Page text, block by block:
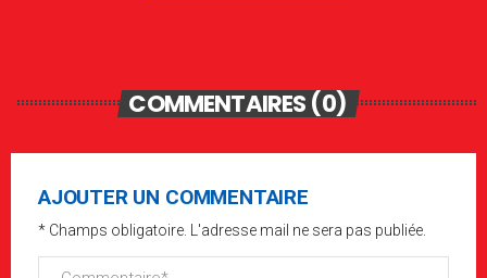
COMMENTAIRES (0)
AJOUTER UN COMMENTAIRE
* Champs obligatoire. L'adresse mail ne sera pas publiée.